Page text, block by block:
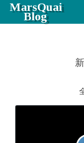
MarsQuai
Blog